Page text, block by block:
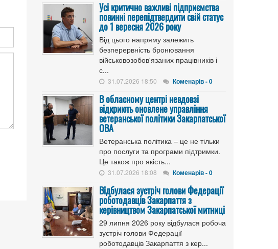
Усі критично важливі підприємства
повинні перепідтвердити свій статус
до 1 вересня 2026 року
Від цього напряму залежить
безперервність бронювання
військовозобов'язаних працівників і
с...
31.07.2026 18:50 Коменарів - 0
В обласному центрі невдовзі
відкриють оновлене управління
ветеранської політики Закарпатської
ОВА
Ветеранська політика – це не тільки
про послуги та програми підтримки.
Це також про якість...
31.07.2026 18:08 Коменарів - 0
Відбулася зустріч голови Федерації
роботодавців Закарпаття з
керівництвом Закарпатської митниці
29 липня 2026 року відбулася робоча
зустріч голови Федерації
роботодавців Закарпаття з кер...